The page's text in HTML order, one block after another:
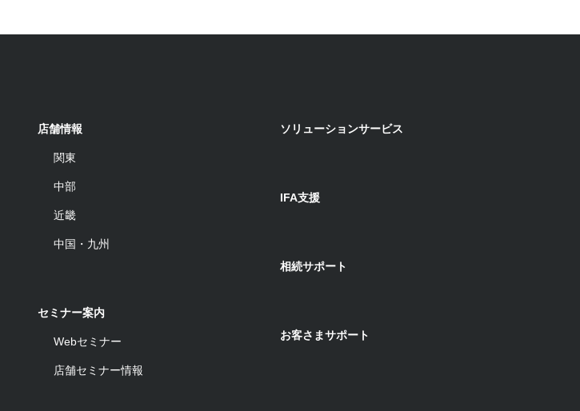
店舗情報
関東
中部
近畿
中国・九州
セミナー案内
Webセミナー
店舗セミナー情報
ソリューションサービス
IFA支援
相続サポート
お客さまサポート